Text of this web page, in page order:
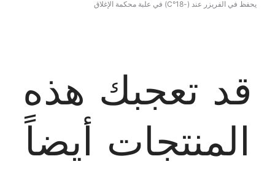
يحفظ في الفريزر عند (-18°C) في علبة محكمة الإغلاق
قد تعجبك هذه
المنتجات أيضاً